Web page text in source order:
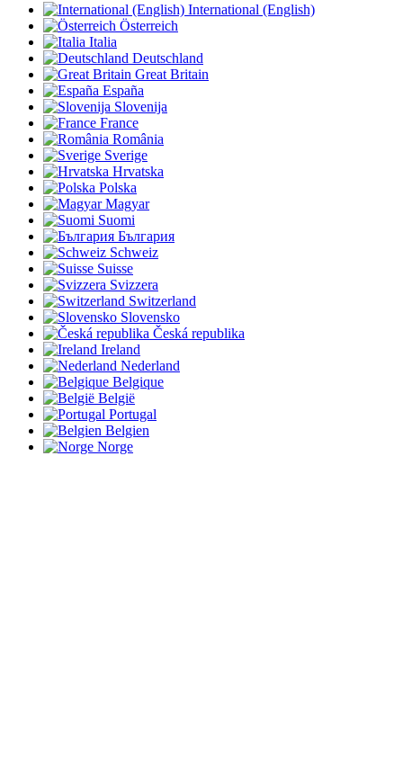
International (English)
Österreich
Italia
Deutschland
Great Britain
España
Slovenija
France
România
Sverige
Hrvatska
Polska
Magyar
Suomi
България
Schweiz
Suisse
Svizzera
Switzerland
Slovensko
Česká republika
Ireland
Nederland
Belgique
België
Portugal
Belgien
Norge